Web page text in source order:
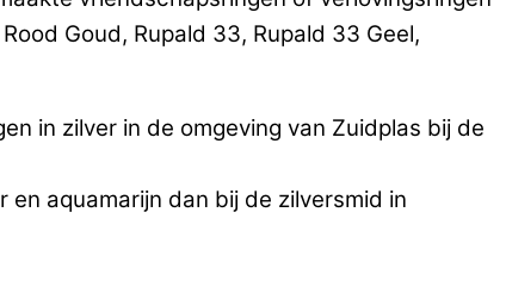
Goud, Rupald 33, Rupald 33 Geel,
in zilver in de omgeving van Zuidplas bij de
aquamarijn dan bij de zilversmid in